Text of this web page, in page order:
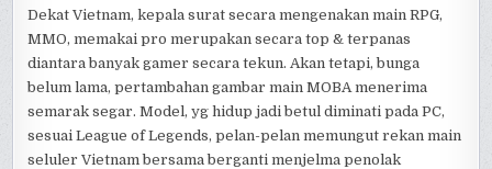
Dekat Vietnam, kepala surat secara mengenakan main RPG,
MMO, memakai pro merupakan secara top & terpanas
diantara banyak gamer secara tekun. Akan tetapi, bunga
belum lama, pertambahan gambar main MOBA menerima
semarak segar. Model, yg hidup jadi betul diminati pada PC,
sesuai League of Legends, pelan-pelan memungut rekan main
seluler Vietnam bersama berganti menjelma penolak